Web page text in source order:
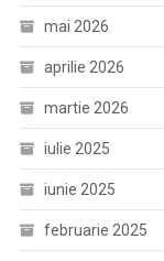
mai 2026
aprilie 2026
martie 2026
iulie 2025
iunie 2025
februarie 2025